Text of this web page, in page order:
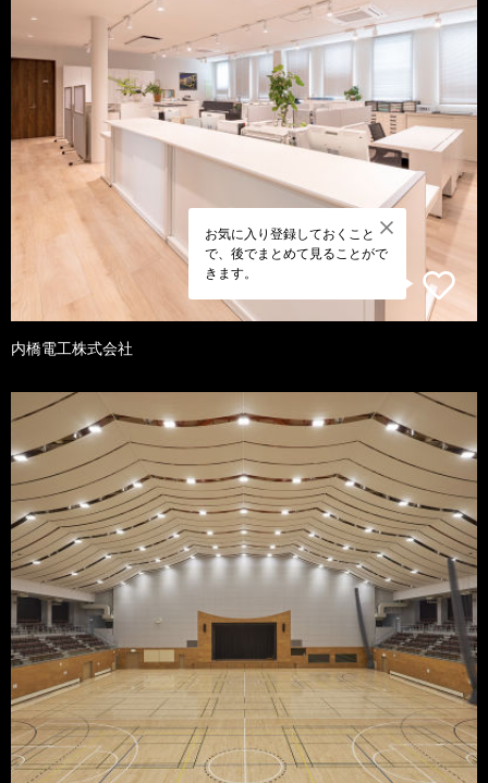
お気に入り登録しておくこと
で、後でまとめて見ることがで
きます。
内橋電工株式会社